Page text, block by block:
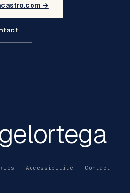
→
Accessibilité Contact